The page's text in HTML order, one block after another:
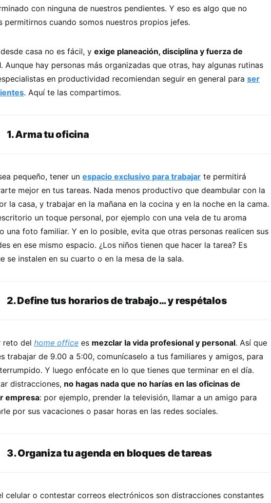
con ninguna de nuestros pendientes. Y eso es algo que no
permitirnos cuando somos nuestros propios jefes.
casa no es fácil, y exige planeación, disciplina y fuerza de
. Aunque hay personas más organizadas que otras, hay algunas rutinas
en productividad recomiendan seguir en general para ser
. Aquí te las compartimos.
1. Arma tu oficina
pequeño, tener un espacio exclusivo para trabajar te permitirá
mejor en tus tareas. Nada menos productivo que deambular con la
la casa, y trabajar en la mañana en la cocina y en la noche en la cama.
un toque personal, por ejemplo con una vela de tu aroma
una foto familiar. Y en lo posible, evita que otras personas realicen sus
en ese mismo espacio. ¿Los niños tienen que hacer la tarea? Es
se instalen en su cuarto o en la mesa de la sala.
2. Define tus horarios de trabajo… y respétalos
reto del home office es mezclar la vida profesional y personal. Así que
trabajar de 9.00 a 5:00, comunícaselo a tus familiares y amigos, para
Y luego enfócate en lo que tienes que terminar en el día.
distracciones, no hagas nada que no harías en las oficinas de
empresa: por ejemplo, prender la televisión, llamar a un amigo para
por sus vacaciones o pasar horas en las redes sociales.
3. Organiza tu agenda en bloques de tareas
celular o contestar correos electrónicos son distracciones constantes